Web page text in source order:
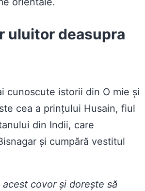
uluitor deasupra
cunoscute istorii din O mie și
cea a prințului Husain, fiul
din Indii, care
și cumpără vestitul
acest covor și dorește să